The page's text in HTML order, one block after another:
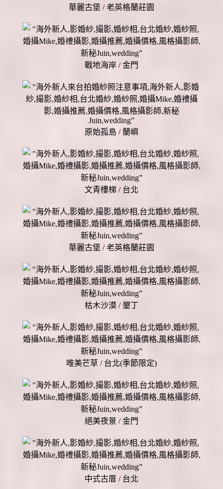
華麗古堡 / 老英格蘭莊園
戰地海岸 / 金門
原始孤島 / 蘭嶼
文青樓梯 / 台北
華麗古堡 / 老英格蘭莊園
枯木沙漠 / 墾丁
唯美芒草 / 台北(季節限定)
絕美夜景 / 金門
中式古厝 / 台北